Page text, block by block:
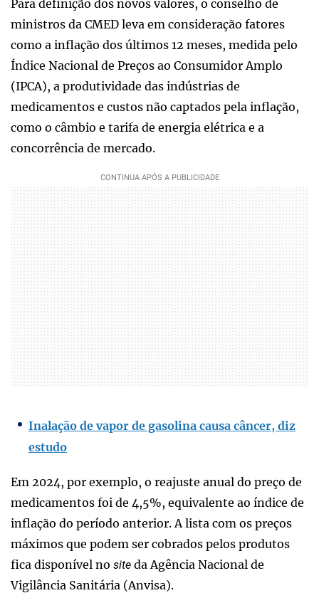
Para definição dos novos valores, o conselho de
ministros da CMED leva em consideração fatores
como a inflação dos últimos 12 meses, medida pelo
Índice Nacional de Preços ao Consumidor Amplo
(IPCA), a produtividade das indústrias de
medicamentos e custos não captados pela inflação,
como o câmbio e tarifa de energia elétrica e a
concorrência de mercado.
Inalação de vapor de gasolina causa câncer, diz
estudo
Em 2024, por exemplo, o reajuste anual do preço de
medicamentos foi de 4,5%, equivalente ao índice de
inflação do período anterior. A lista com os preços
máximos que podem ser cobrados pelos produtos
fica disponível no site da Agência Nacional de
Vigilância Sanitária (Anvisa).